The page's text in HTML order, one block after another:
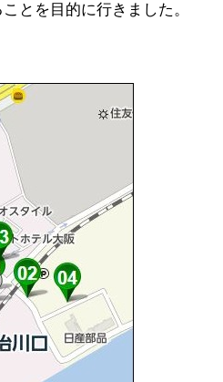
とを目的に行きました。